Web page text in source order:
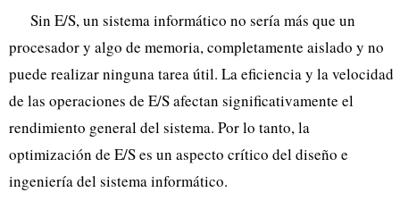
Sin E/S, un sistema informático no sería más que un
procesador y algo de memoria, completamente aislado y no
puede realizar ninguna tarea útil. La eficiencia y la velocidad
de las operaciones de E/S afectan significativamente el
rendimiento general del sistema. Por lo tanto, la
optimización de E/S es un aspecto crítico del diseño e
ingeniería del sistema informático.